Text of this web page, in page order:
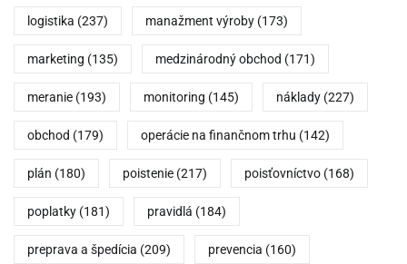
logistika (237) manažment výroby (173)
marketing (135) medzinárodný obchod (171)
meranie (193) monitoring (145) náklady (227)
obchod (179) operácie na finančnom trhu (142)
plán (180) poistenie (217) poisťovníctvo (168)
poplatky (181) pravidlá (184)
preprava a špedícia (209) prevencia (160)